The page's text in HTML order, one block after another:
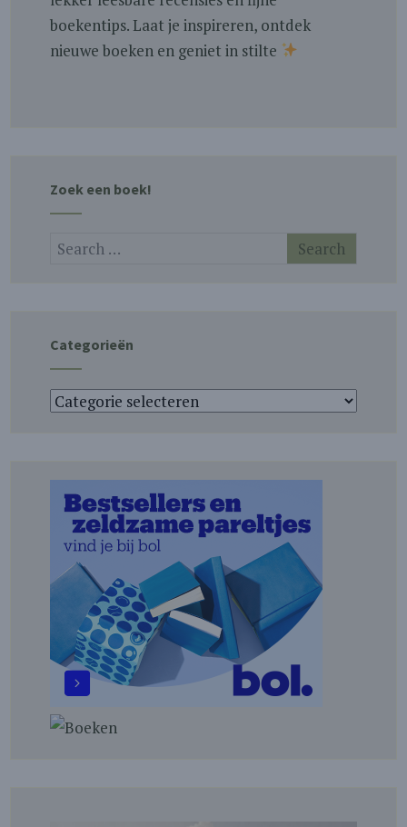
boekentips. Laat je inspireren, ontdek
nieuwe boeken en geniet in stilte
Zoek een boek!
Categorieën
Categorieën